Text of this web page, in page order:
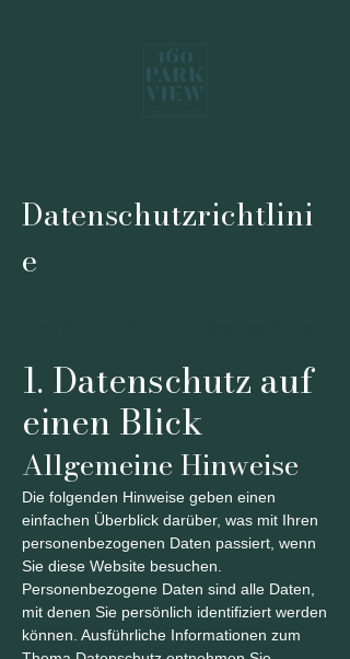
Datenschutzrichtlini
e
1. Datenschutz auf
einen Blick
Allgemeine Hinweise
Die folgenden Hinweise geben einen
einfachen Überblick darüber, was mit Ihren
personenbezogenen Daten passiert, wenn
Sie diese Website besuchen.
Personenbezogene Daten sind alle Daten,
mit denen Sie persönlich identifiziert werden
können. Ausführliche Informationen zum